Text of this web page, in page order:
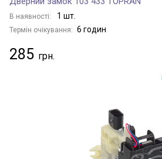
В наявності: 1 шт.
Термін очікування: 6 годин
285